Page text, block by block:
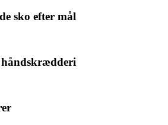
sko efter mål